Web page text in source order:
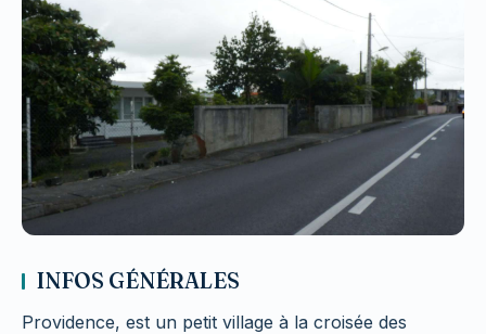
INFOS GÉNÉRALES
Providence, est un petit village à la croisée des